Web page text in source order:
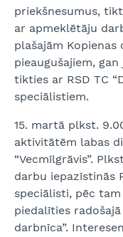
priekšnesumus,
ar apmeklētāju
plašajām
pieaugušajiem,
tikties ar RSD TC
speciālistiem.
15. martā plkst.
aktivitātēm labas
“Vecmīlgrāvis”.
darbu iepazīstinās
speciālisti, pēc
piedalīties
darbnīca”.